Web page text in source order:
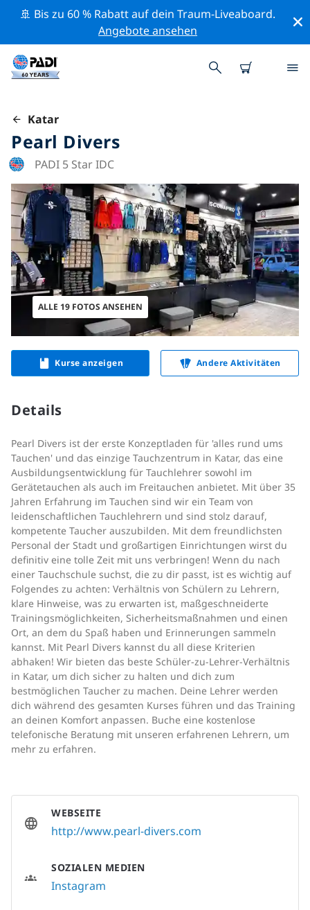
🚢 Bis zu 60 % Rabatt auf dein Traum-Liveaboard.
Angebote ansehen
Katar
Pearl Divers
PADI 5 Star IDC
ALLE 19 FOTOS ANSEHEN
Kurse anzeigen Andere Aktivitäten
Details
Pearl Divers ist der erste Konzeptladen für 'alles rund ums
Tauchen' und das einzige Tauchzentrum in Katar, das eine
Ausbildungsentwicklung für Tauchlehrer sowohl im
Gerätetauchen als auch im Freitauchen anbietet. Mit über 35
Jahren Erfahrung im Tauchen sind wir ein Team von
leidenschaftlichen Tauchlehrern und sind stolz darauf,
kompetente Taucher auszubilden. Mit dem freundlichsten
Personal der Stadt und großartigen Einrichtungen wirst du
definitiv eine tolle Zeit mit uns verbringen! Wenn du nach
einer Tauchschule suchst, die zu dir passt, ist es wichtig auf
Folgendes zu achten: Verhältnis von Schülern zu Lehrern,
klare Hinweise, was zu erwarten ist, maßgeschneiderte
Trainingsmöglichkeiten, Sicherheitsmaßnahmen und einen
Ort, an dem du Spaß haben und Erinnerungen sammeln
kannst. Mit Pearl Divers kannst du all diese Kriterien
abhaken! Wir bieten das beste Schüler-zu-Lehrer-Verhältnis
in Katar, um dich sicher zu halten und dich zum
bestmöglichen Taucher zu machen. Deine Lehrer werden
dich während des gesamten Kurses führen und das Training
an deinen Komfort anpassen. Buche eine kostenlose
telefonische Beratung mit unseren erfahrenen Lehrern, um
mehr zu erfahren.
WEBSEITE
http://www.pearl-divers.com
SOZIALEN MEDIEN
Instagram